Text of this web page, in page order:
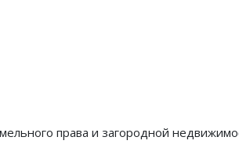
права и загородной